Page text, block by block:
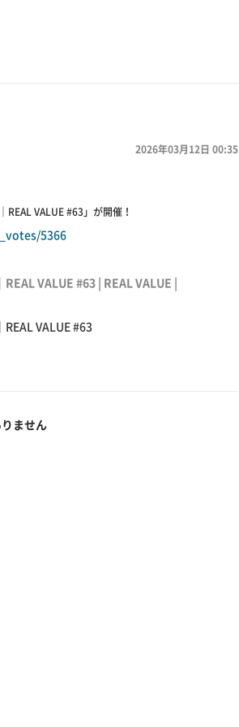
2026年03月12日 00:35
VALUE #63」が開催！
5366
VALUE #63 | REAL VALUE |
VALUE #63
ません